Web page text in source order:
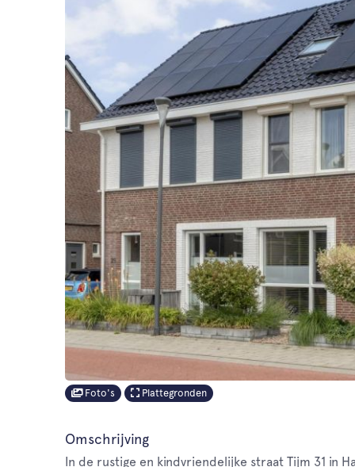
Foto's Plattegronden
Omschrijving
In de rustige en kindvriendelijke straat Tijm 31 in